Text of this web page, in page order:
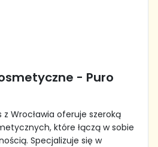
- Puro
Wrocławia oferuje szeroką
które łączą w sobie
Specjalizuje się w